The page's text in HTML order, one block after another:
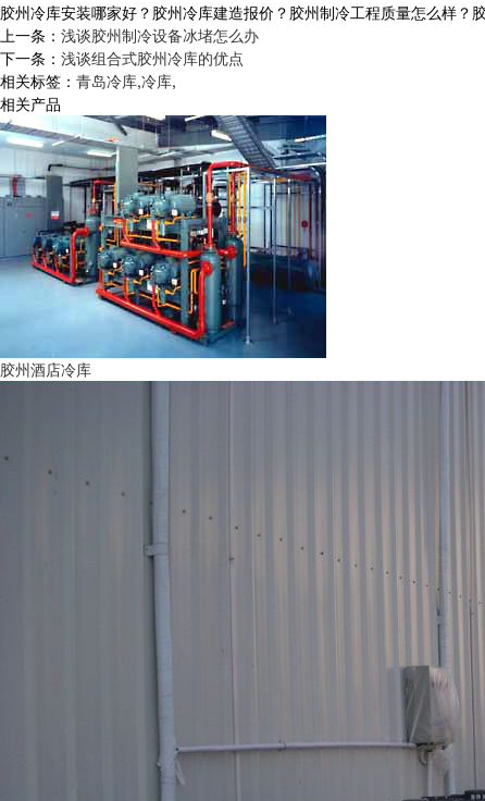
胶州冷库安装哪家好？胶州冷库建造报价？胶州制冷工程质量怎么样
上一条： 浅谈胶州制冷设备冰堵怎么办
下一条： 浅谈组合式胶州冷库的优点
相关标签： 青岛冷库,冷库,
相关产品
胶州酒店冷库